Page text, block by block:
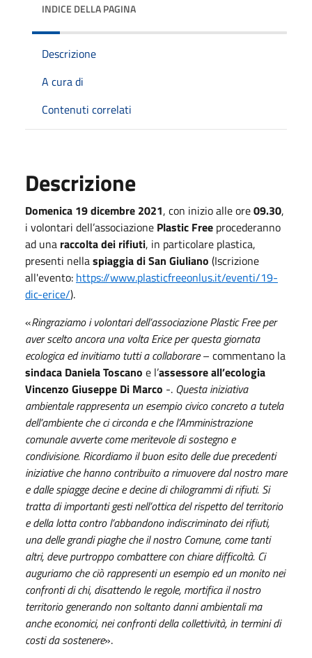
INDICE DELLA PAGINA
Descrizione
A cura di
Contenuti correlati
Descrizione
Domenica 19 dicembre 2021, con inizio alle ore09.30,
i volontari dell’associazione Plastic Free procederanno
ad una raccolta dei rifiuti, in particolare plastica,
presenti nellaspiaggia di San Giuliano (Iscrizione
all'evento: https://www.plasticfreeonlus.it/eventi/19-
dic-erice/).
«Ringraziamo i volontari dell’associazione Plastic Free per
aver scelto ancora una volta Erice per questa giornata
ecologica ed invitiamo tutti a collaborare– commentano la
sindaca Daniela Toscano e l’assessore all’ecologia
Vincenzo Giuseppe Di Marco -. Questa iniziativa
ambientale rappresenta un esempio civico concreto a tutela
dell’ambiente che ci circonda e che l’Amministrazione
comunale avverte come meritevole di sostegno e
condivisione. Ricordiamo il buon esito delle due precedenti
iniziative che hanno contribuito a rimuovere dal nostro mare
e dalle spiagge decine e decine di chilogrammi di rifiuti. Si
tratta di importanti gesti nell’ottica del rispetto del territorio
e della lotta contro l’abbandono indiscriminato dei rifiuti,
una delle grandi piaghe che il nostro Comune, come tanti
altri, deve purtroppo combattere con chiare difficoltà. Ci
auguriamo che ciò rappresenti un esempio ed un monito nei
confronti di chi, disattendo le regole, mortifica il nostro
territorio generando non soltanto danni ambientali ma
anche economici, nei confronti della collettività, in termini di
costi da sostenere».